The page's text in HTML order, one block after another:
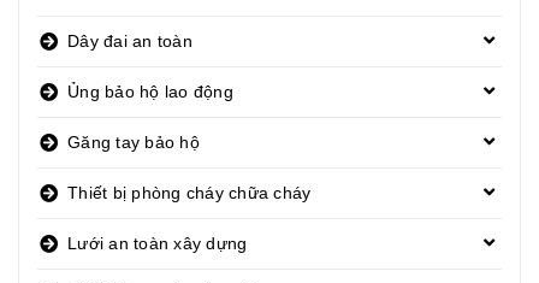
Dây đai an toàn
Ủng bảo hộ lao động
Găng tay bảo hộ
Thiết bị phòng cháy chữa cháy
Lưới an toàn xây dựng